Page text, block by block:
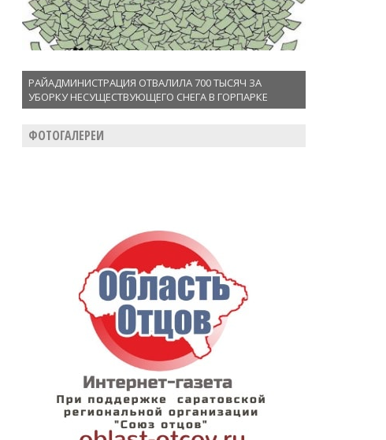
РАЙАДМИНИСТРАЦИЯ ОТВАЛИЛА 700 ТЫСЯЧ ЗА
УБОРКУ НЕСУЩЕСТВУЮЩЕГО СНЕГА В ГОРПАРКЕ
ФОТОГАЛЕРЕИ